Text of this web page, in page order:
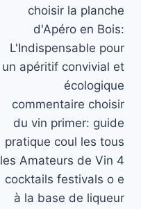
choisir la planche
d'Apéro en Bois:
L'Indispensable pour
un apéritif convivial et
écologique
commentaire choisir
du vin primer: guide
pratique coul les tous
les Amateurs de Vin 4
cocktails festivals o e
à la base de liqueur